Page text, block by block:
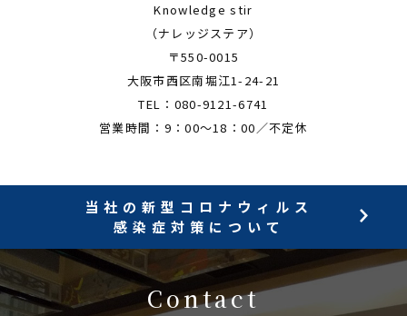
Knowledge stir
（ナレッジステア）
〒550-0015
大阪市西区南堀江1-24-21
TEL：080-9121-6741
営業時間：9：00～18：00／不定休
当社の新型コロナウィルス
感染症対策について
Contact